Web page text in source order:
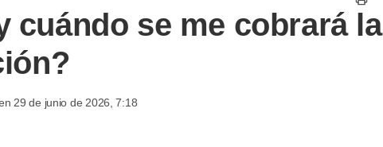
cuándo se me cobrará la
29 de junio de 2026, 7:18